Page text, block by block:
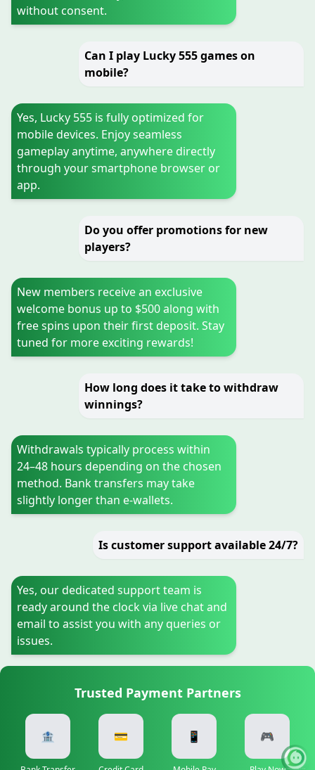
without consent.
Can I play Lucky 555 games on
mobile?
Yes, Lucky 555 is fully optimized for
mobile devices. Enjoy seamless
gameplay anytime, anywhere directly
through your smartphone browser or
app.
Do you offer promotions for new
players?
New members receive an exclusive
welcome bonus up to $500 along with
free spins upon their first deposit. Stay
tuned for more exciting rewards!
How long does it take to withdraw
winnings?
Withdrawals typically process within
24–48 hours depending on the chosen
method. Bank transfers may take
slightly longer than e-wallets.
Is customer support available 24/7?
Yes, our dedicated support team is
ready around the clock via live chat and
email to assist you with any queries or
issues.
Trusted Payment Partners
🏦 💳 📱 🎮